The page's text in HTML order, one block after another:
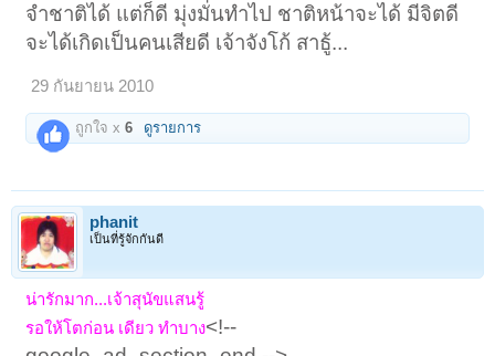
จำชาติได้ แต่ก็ดี มุ่งมั่นทำไป ชาติหน้าจะได้ มีจิตดี
จะได้เกิดเป็นคนเสียดี เจ้าจังโก้ สาธู้...
29 กันยายน 2010
ถูกใจ x6 ดูรายการ
phanit
เป็นที่รู้จักกันดี
น่ารักมาก...เจ้าสุนัขแสนรู้
รอให้โตก่อน เดียว ทำบาง<!--